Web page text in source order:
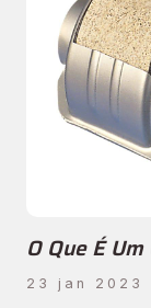
O Que É
23 jan 2023